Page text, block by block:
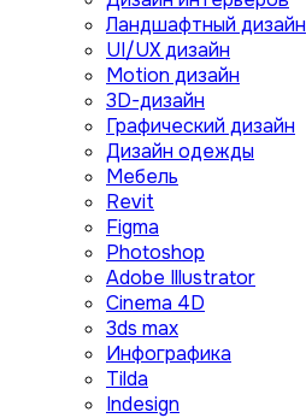
Ландшафтный дизайн
UI/UX дизайн
Motion дизайн
3D-дизайн
Графический дизайн
Дизайн одежды
Мебель
Revit
Figma
Photoshop
Adobe Illustrator
Сinema 4D
3ds max
Инфографика
Tilda
Indesign